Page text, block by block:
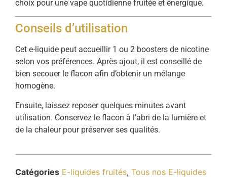
choix pour une vape quotidienne fruitée et énergique.
Conseils d’utilisation
Cet e-liquide peut accueillir 1 ou 2 boosters de nicotine
selon vos préférences. Après ajout, il est conseillé de
bien secouer le flacon afin d’obtenir un mélange
homogène.
Ensuite, laissez reposer quelques minutes avant
utilisation. Conservez le flacon à l’abri de la lumière et
de la chaleur pour préserver ses qualités.
Catégories E-liquides fruités, Tous nos E-liquides